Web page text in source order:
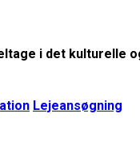
i det kulturelle
Lejeansøgning